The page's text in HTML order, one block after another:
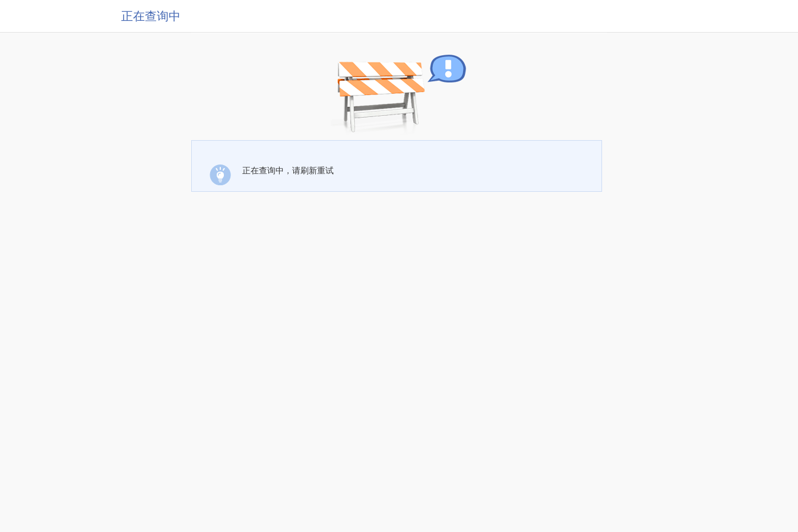
正在查询中
正在查询中，请刷新重试